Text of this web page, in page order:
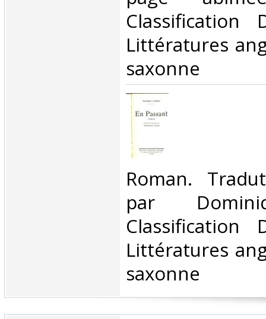
Classification
Littératures
saxonne‎
‎Roman.
par
Classification
Littératures
saxonne‎